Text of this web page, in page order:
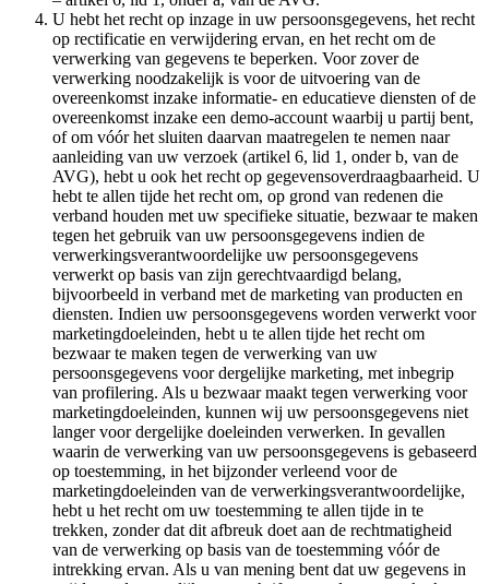
U hebt het recht op inzage in uw persoonsgegevens, het recht
op rectificatie en verwijdering ervan, en het recht om de
verwerking van gegevens te beperken. Voor zover de
verwerking noodzakelijk is voor de uitvoering van de
overeenkomst inzake informatie- en educatieve diensten of de
overeenkomst inzake een demo-account waarbij u partij bent,
of om vóór het sluiten daarvan maatregelen te nemen naar
aanleiding van uw verzoek (artikel 6, lid 1, onder b, van de
AVG), hebt u ook het recht op gegevensoverdraagbaarheid. U
hebt te allen tijde het recht om, op grond van redenen die
verband houden met uw specifieke situatie, bezwaar te maken
tegen het gebruik van uw persoonsgegevens indien de
verwerkingsverantwoordelijke uw persoonsgegevens
verwerkt op basis van zijn gerechtvaardigd belang,
bijvoorbeeld in verband met de marketing van producten en
diensten. Indien uw persoonsgegevens worden verwerkt voor
marketingdoeleinden, hebt u te allen tijde het recht om
bezwaar te maken tegen de verwerking van uw
persoonsgegevens voor dergelijke marketing, met inbegrip
van profilering. Als u bezwaar maakt tegen verwerking voor
marketingdoeleinden, kunnen wij uw persoonsgegevens niet
langer voor dergelijke doeleinden verwerken. In gevallen
waarin de verwerking van uw persoonsgegevens is gebaseerd
op toestemming, in het bijzonder verleend voor de
marketingdoeleinden van de verwerkingsverantwoordelijke,
hebt u het recht om uw toestemming te allen tijde in te
trekken, zonder dat dit afbreuk doet aan de rechtmatigheid
van de verwerking op basis van de toestemming vóór de
intrekking ervan. Als u van mening bent dat uw gegevens in